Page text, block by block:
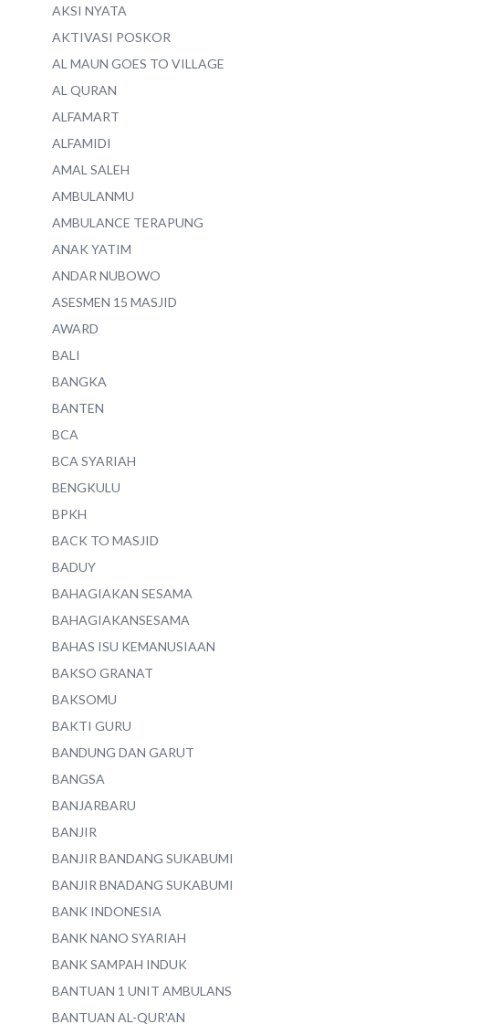
AKSI NYATA
AKTIVASI POSKOR
AL MAUN GOES TO VILLAGE
AL QURAN
ALFAMART
ALFAMIDI
AMAL SALEH
AMBULANMU
AMBULANCE TERAPUNG
ANAK YATIM
ANDAR NUBOWO
ASESMEN 15 MASJID
AWARD
BALI
BANGKA
BANTEN
BCA
BCA SYARIAH
BENGKULU
BPKH
BACK TO MASJID
BADUY
BAHAGIAKAN SESAMA
BAHAGIAKANSESAMA
BAHAS ISU KEMANUSIAAN
BAKSO GRANAT
BAKSOMU
BAKTI GURU
BANDUNG DAN GARUT
BANGSA
BANJARBARU
BANJIR
BANJIR BANDANG SUKABUMI
BANJIR BNADANG SUKABUMI
BANK INDONESIA
BANK NANO SYARIAH
BANK SAMPAH INDUK
BANTUAN 1 UNIT AMBULANS
BANTUAN AL-QUR'AN